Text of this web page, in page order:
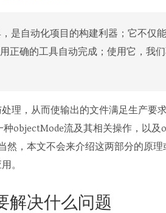
是自动化项目的构建利器；它不仅
正确的工具自动完成；使用它，我
理，从而使输出的文件满足生产要
objectMode流及其相关操作，以
，本文不会来介绍这两部分的原
。
解决什么问题